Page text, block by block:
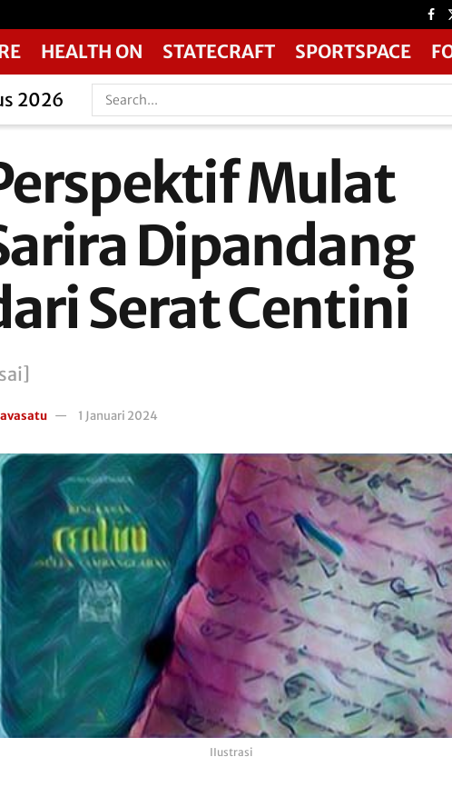
HEALTH ON STATECRAFT SPORTSPACE
2026
Mulat
Dipandang
Serat Centini
1 Januari 2024
IIustrasi